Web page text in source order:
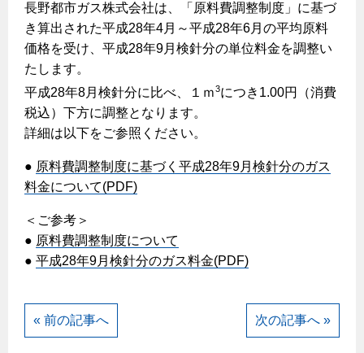
払込書によるスマホアプリでのお支払い
検針について
原料費調整制度について
こんなときは
ガスくさいとき・警報器が鳴ったとき
ガスが出ないとき
ガスメーターの復帰方法
ガス器具が故障したとき
地震のとき
快適性
経済性
ライフスタイルの変化に対応するエコジョーズ
ガス・電気併用住宅とオール電化住宅の比較
20代
30代
60代
レンジフード
レンジフード
オーブン・炊飯器
オーブン
炊飯器
警報器
バスルーム
リフォーム事例紹介
3つのあんしん宣言
テレビCM
スタッフ
リフォームの流れ
リフォームのお知らせ
リフォームについてのお問い合わせ
都市ガスでんき 従量電灯Ｂ
都市ガスでんき 従量電灯Ｃ
都市ガスでんき 低圧電力
電気料金の計算について
ご請求とお支払い
約款
ご契約・お手続き
お申込み
停電時の対応
食育活動について
エコ・クッキング
料理教室レンタル
ホーム お知らせ
お問合わせ・資料請求 ショールーム
情報誌 企業情報
長野都市ガス株式会社は、「原料費調整制度」に基づ
き算出された平成28年4月～平成28年6月の平均原料
価格を受け、平成28年9月検針分の単位料金を調整い
たします。
平成28年8月検針分に比べ、１ｍ3につき1.00円（消費
税込）下方に調整となります。
詳細は以下をご参照ください。
● 原料費調整制度に基づく平成28年9月検針分のガス
料金について(PDF)
＜ご参考＞
● 原料費調整制度について
● 平成28年9月検針分のガス料金(PDF)
« 前の記事へ 次の記事へ »